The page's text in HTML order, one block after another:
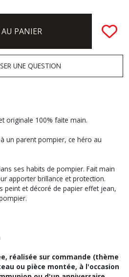
PANIER
UNE QUESTION
originale 100% faite main.
un parent pompier, ce héro au
ses habits de pompier. Fait main
apporter brillance et protection.
peint et décoré de papier effet jean,
réalisée sur commande (thème
ou pièce montée, à l'occasion